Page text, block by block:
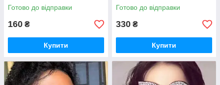
Готово до відправки
160 ₴
Купити
Готово до відправки
330 ₴
Купити